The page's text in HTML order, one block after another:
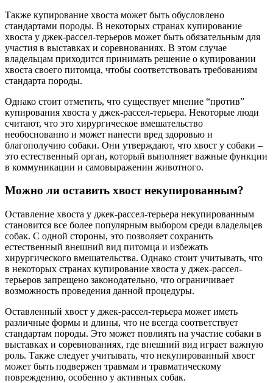
Также купирование хвоста может быть обусловлено
стандартами породы. В некоторых странах купирование
хвоста у джек-рассел-терьеров может быть обязательным для
участия в выставках и соревнованиях. В этом случае
владельцам приходится принимать решение о купировании
хвоста своего питомца, чтобы соответствовать требованиям
стандарта породы.
Однако стоит отметить, что существует мнение “против”
купирования хвоста у джек-рассел-терьера. Некоторые люди
считают, что это хирургическое вмешательство
необоснованно и может нанести вред здоровью и
благополучию собаки. Они утверждают, что хвост у собаки –
это естественный орган, который выполняет важные функции
в коммуникации и самовыражении животного.
Можно ли оставить хвост некупированным?
Оставление хвоста у джек-рассел-терьера некупированным
становится все более популярным выбором среди владельцев
собак. С одной стороны, это позволяет сохранить
естественный внешний вид питомца и избежать
хирургического вмешательства. Однако стоит учитывать, что
в некоторых странах купирование хвоста у джек-рассел-
терьеров запрещено законодательно, что ограничивает
возможность проведения данной процедуры.
Оставленный хвост у джек-рассел-терьера может иметь
различные формы и длины, что не всегда соответствует
стандартам породы. Это может повлиять на участие собаки в
выставках и соревнованиях, где внешний вид играет важную
роль. Также следует учитывать, что некупированный хвост
может быть подвержен травмам и травматическому
повреждению, особенно у активных собак.